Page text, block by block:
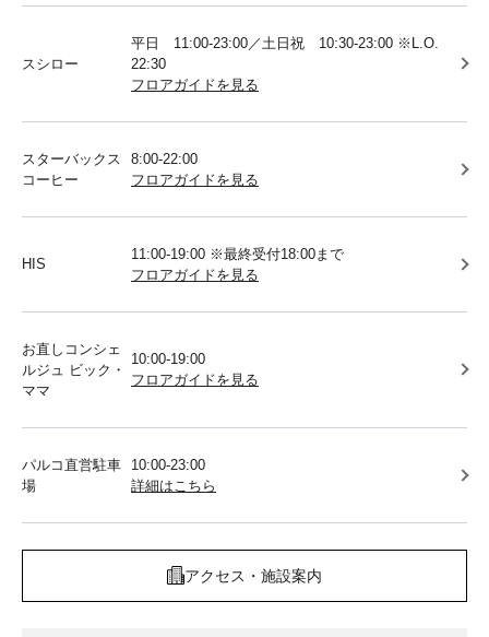
スシロー
平日 11:00-23:00／土日祝 10:30-23:00 ※L.O.
22:30
フロアガイドを見る
スターバックス
コーヒー
8:00-22:00
フロアガイドを見る
HIS
11:00-19:00 ※最終受付18:00まで
フロアガイドを見る
お直しコンシェ
ルジュ ビック・
ママ
10:00-19:00
フロアガイドを見る
パルコ直営駐車
場
10:00-23:00
詳細はこちら
アクセス・施設案内